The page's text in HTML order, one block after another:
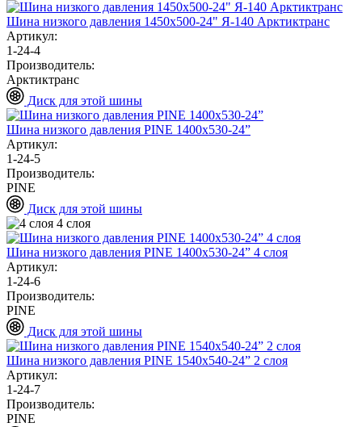
Шина низкого давления 1450х500-24" Я-140 Арктиктранс
Артикул:
1-24-4
Производитель:
Арктиктранс
Диск для этой шины
Шина низкого давления PINE 1400х530-24”
Артикул:
1-24-5
Производитель:
PINE
Диск для этой шины
4 слоя
Шина низкого давления PINE 1400х530-24” 4 слоя
Артикул:
1-24-6
Производитель:
PINE
Диск для этой шины
Шина низкого давления PINE 1540х540-24” 2 слоя
Артикул:
1-24-7
Производитель:
PINE